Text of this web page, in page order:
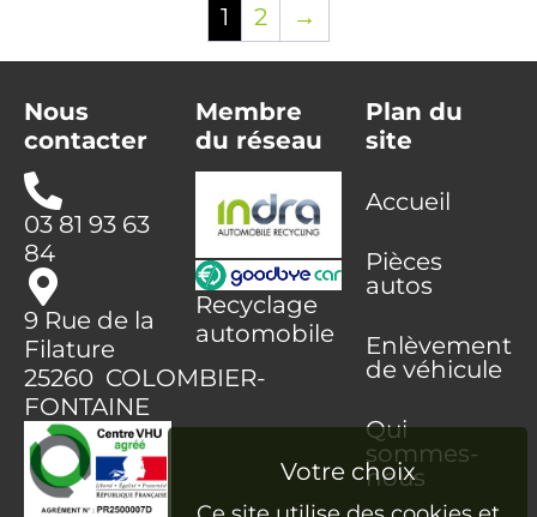
1 2 →
Nous
contacter
03 81 93 63
84
9 Rue de la
Filature
25260 COLOMBIER-
FONTAINE
Membre
du réseau
Recyclage
automobile
Plan du
site
Accueil
Pièces
autos
Enlèvement
de véhicule
Qui
sommes-
nous